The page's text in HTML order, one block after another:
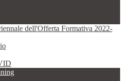
dell'Offerta Formativa 2022-